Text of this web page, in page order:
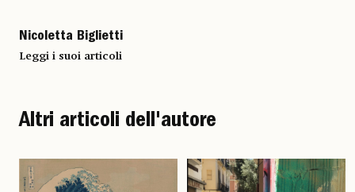
Nicoletta Biglietti
Leggi i suoi articoli
Altri articoli dell'autore